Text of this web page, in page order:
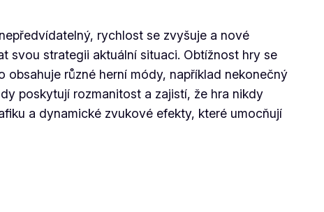
rychlost se zvyšuje a nové
svou strategii aktuální situaci. Obtížnost hry se
různé herní módy, například nekonečný
poskytují rozmanitost a zajistí, že hra nikdy
a dynamické zvukové efekty, které umocňují